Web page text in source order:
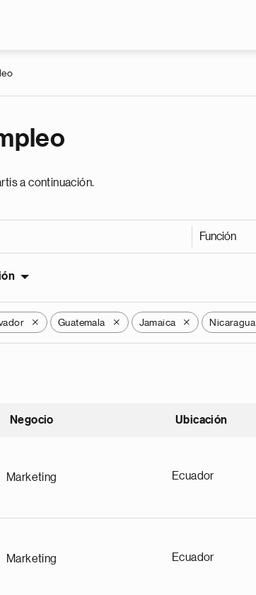
a continuación.
Función
X Guatemala X Jamaica X Nicaragua
ascendente
Negocio Ubicación
Marketing Ecuador
Marketing Ecuador